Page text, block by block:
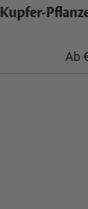
Kupfer-
Ab